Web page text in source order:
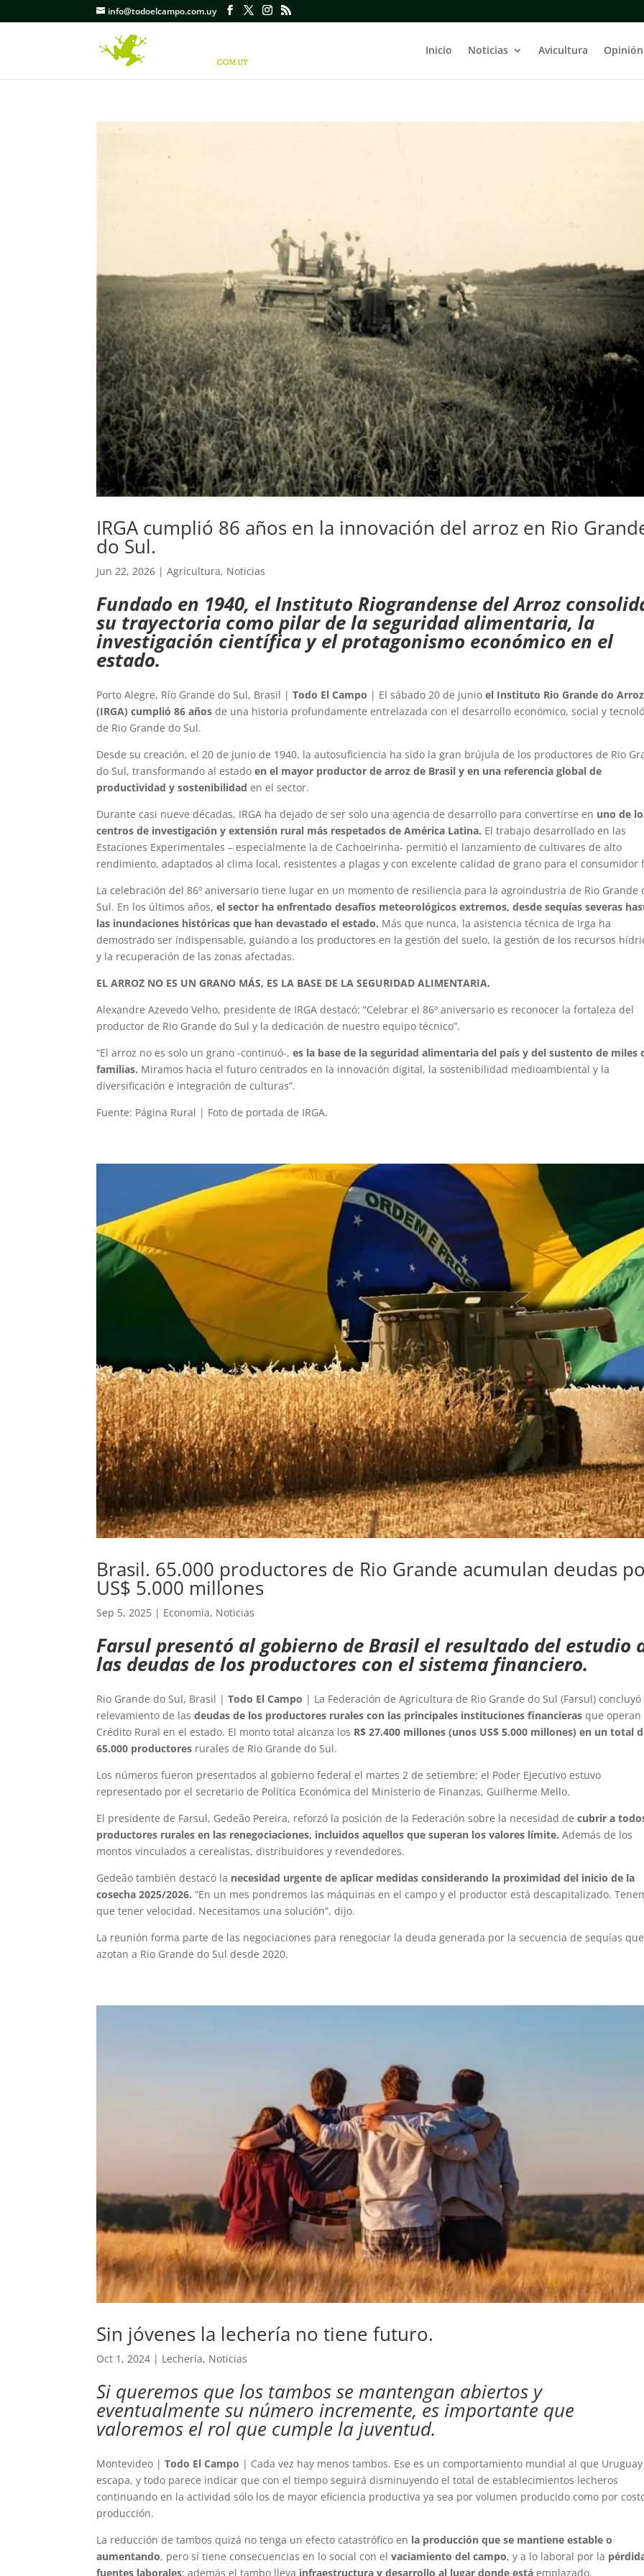
info@todoelcampo.com.uy
Inicio Noticias Avicultura Opinión
IRGA cumplió 86 años en la innovación del arroz en Rio
do Sul.
Jun 22, 2026 |Agricultura, Noticias
Fundado en 1940, el Instituto Riograndense del Arroz
su trayectoria como pilar de la seguridad alimentaria, la
investigación científica y el protagonismo económico en el
estado.
Porto Alegre, Río Grande do Sul, Brasil |Todo El Campo | El sábado 20 de junioel Instituto Rio Grande do Arroz
(IRGA) cumplió 86 años de una historia profundamente entrelazada con el desarrollo económico, social y
de Rio Grande do Sul.
Desde su creación, el 20 de junio de 1940, la autosuficiencia ha sido la gran brújula de los productores de Rio
do Sul, transformando al estadoen el mayor productor de arroz de Brasil y en una referencia global de
productividad y sostenibilidaden el sector.
Durante casi nueve décadas, IRGA ha dejado de ser solo una agencia de desarrollo para convertirse en uno de
centros de investigación y extensión rural más respetados de América Latina. El trabajo desarrollado en las
Estaciones Experimentales – especialmente la de Cachoeirinha- permitió el lanzamiento de cultivares de alto
rendimiento, adaptados al clima local, resistentes a plagas y con excelente calidad de grano para el consumidor
La celebración del 86º aniversario tiene lugar en un momento de resiliencia para la agroindustria de Rio Grande
Sul. En los últimos años, el sector ha enfrentado desafíos meteorológicos extremos, desde sequías severas
las inundaciones históricas que han devastado el estado. Más que nunca, la asistencia técnica de Irga ha
demostrado ser indispensable, guiando a los productores en la gestión del suelo, la gestión de los recursos
y la recuperación de las zonas afectadas.
EL ARROZ NO ES UN GRANO MÁS, ES LA BASE DE LA SEGURIDAD ALIMENTARIA.
Alexandre Azevedo Velho, presidente de IRGA destacó: “Celebrar el 86º aniversario es reconocer la fortaleza del
productor de Rio Grande do Sul y la dedicación de nuestro equipo técnico”.
“El arroz no es solo un grano -continuó-,es la base de la seguridad alimentaria del país y del sustento de miles
familias. Miramos hacia el futuro centrados en la innovación digital, la sostenibilidad medioambiental y la
diversificación e integración de culturas”.
Fuente: Página Rural | Foto de portada de IRGA.
Brasil. 65.000 productores de Rio Grande acumulan deudas
US$ 5.000 millones
Sep 5, 2025 | Economía, Noticias
Farsul presentó al gobierno de Brasil el resultado del estudio
las deudas de los productores con el sistema financiero.
Rio Grande do Sul, Brasil |Todo El Campo | La Federación de Agricultura de Rio Grande do Sul (Farsul) concluyó
relevamiento de lasdeudas de los productores rurales con las principales instituciones financieras que operan
Crédito Rural en el estado. El monto total alcanza los R$ 27.400 millones (unos US$ 5.000 millones) en un total
65.000 productores rurales de Rio Grande do Sul.
Los números fueron presentados al gobierno federal el martes 2 de setiembre; el Poder Ejecutivo estuvo
representado por el secretario de Política Económica del Ministerio de Finanzas, Guilherme Mello.
El presidente de Farsul, Gedeão Pereira, reforzó la posición de la Federación sobre la necesidad decubrir a
productores rurales en las renegociaciones, incluidos aquellos que superan los valores límite. Además de los
montos vinculados a cerealistas, distribuidores y revendedores.
Gedeão también destacó la necesidad urgente de aplicar medidas considerando la proximidad del inicio de la
cosecha 2025/2026. “En un mes pondremos las máquinas en el campo y el productor está descapitalizado.
que tener velocidad. Necesitamos una solución”, dijo.
La reunión forma parte de las negociaciones para renegociar la deuda generada por la secuencia de sequías que
azotan a Rio Grande do Sul desde 2020.
Sin jóvenes la lechería no tiene futuro.
Oct 1, 2024 | Lechería, Noticias
Si queremos que los tambos se mantengan abiertos y
eventualmente su número incremente, es importante que
valoremos el rol que cumple la juventud.
Montevideo |Todo El Campo | Cada vez hay menos tambos. Ese es un comportamiento mundial al que
escapa, y todo parece indicar que con el tiempo seguirá disminuyendo el total de establecimientos lecheros
continuando en la actividad sólo los de mayor eficiencia productiva ya sea por volumen producido como por
producción.
La reducción de tambos quizá no tenga un efecto catastrófico en la producción que se mantiene estable o
aumentando, pero sí tiene consecuencias en lo social con elvaciamiento del campo, y a lo laboral por la
fuentes laborales; además el tambo lleva infraestructura y desarrollo al lugar donde está emplazado.